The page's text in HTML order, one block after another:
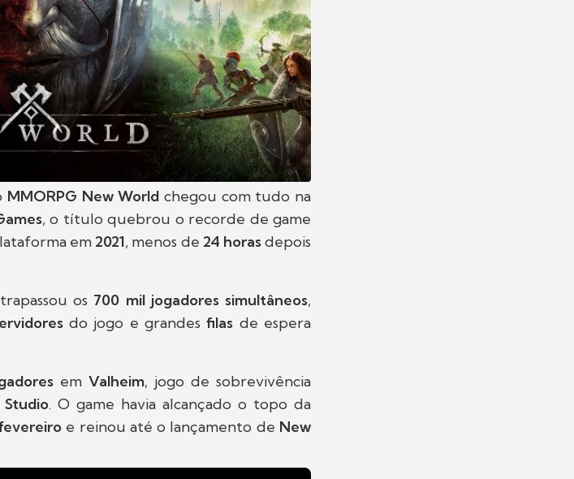
MMORPG New World chegou com tudo na
, o título quebrou o recorde de game
em 2021, menos de 24 horasdepois
os 700 mil jogadores simultâneos,
do jogo e grandesfilas de espera
em Valheim, jogo de sobrevivência
. O game havia alcançado o topo da
e reinou até o lançamento de New